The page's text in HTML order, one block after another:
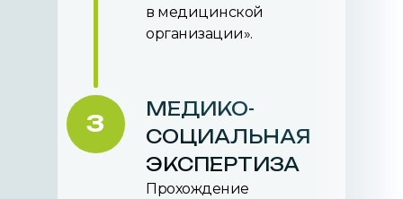
в медицинской
организации».
Прохождение
МЕДИКО-
СОЦИАЛЬНАЯ
ЭКСПЕРТИЗА
3